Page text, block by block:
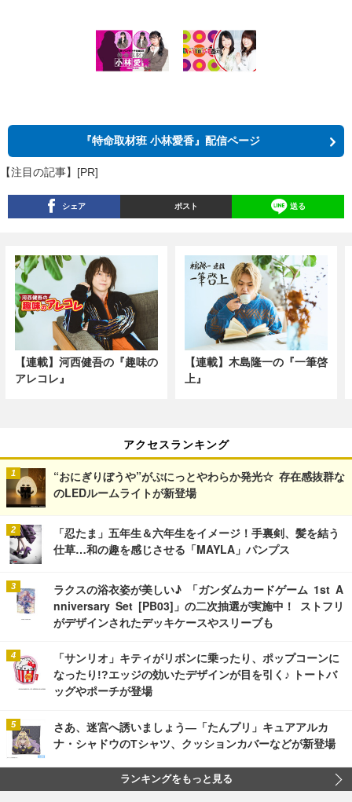
『特命取材班 小林愛香』配信ページ
【注目の記事】[PR]
シェア ポスト 送る
【連載】河西健吾の『趣味の
アレコレ』
【連載】木島隆一の『一筆啓
上』
アクセスランキング
“おにぎりぼうや”がぷにっとやわらか発光☆ 存在感抜群な
のLEDルームライトが新登場
「忍たま」五年生＆六年生をイメージ！手裏剣、髪を結う
仕草…和の趣を感じさせる「MAYLA」パンプス
ラクスの浴衣姿が美しい♪ 「ガンダムカードゲーム 1st A
nniversary Set [PB03]」の二次抽選が実施中！ ストフリ
がデザインされたデッキケースやスリーブも
「サンリオ」キティがリボンに乗ったり、ポップコーンに
なったり!?エッジの効いたデザインが目を引く♪ トートバ
ッグやポーチが登場
さあ、迷宮へ誘いましょう―「たんプリ」キュアアルカ
ナ・シャドウのTシャツ、クッションカバーなどが新登場
ランキングをもっと見る